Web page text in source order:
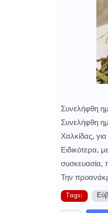
Συνελήφθη
Συνελήφθη
Χαλκίδας,
Ειδικότερα,
συσκευασία,
Την
Tags: